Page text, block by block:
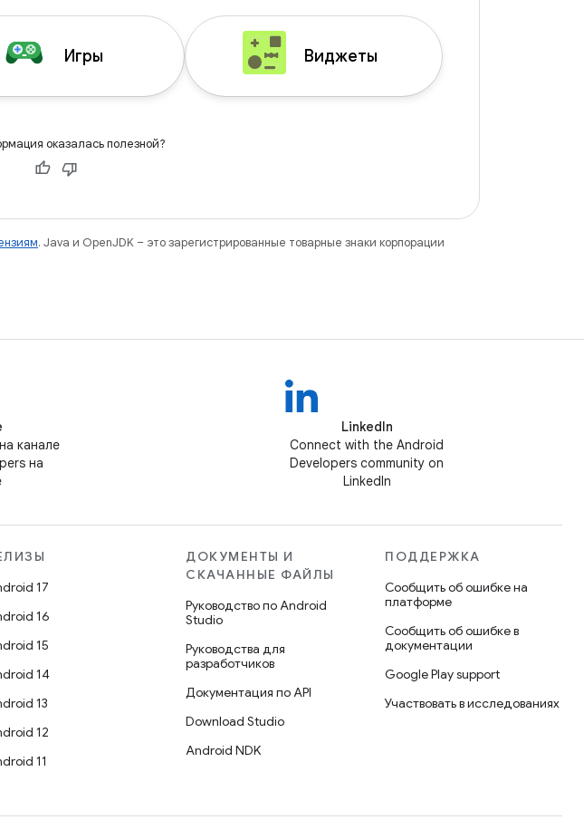
Игры Виджеты
оказалась полезной?
. Java и OpenJDK – это зарегистрированные товарные знаки корпорации
канале
на
LinkedIn
Connect with the Android
Developers community on
LinkedIn
17
16
15
14
13
12
11
ДОКУМЕНТЫ И
СКАЧАННЫЕ ФАЙЛЫ
Руководство по Android
Studio
Руководства для
разработчиков
Документация по API
Download Studio
Android NDK
ПОДДЕРЖКА
Сообщить об ошибке на
платформе
Сообщить об ошибке в
документации
Google Play support
Участвовать в исследованиях